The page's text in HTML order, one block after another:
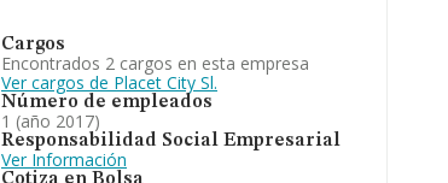
Cargos
Encontrados 2 cargos en esta empresa
Ver cargos de Placet City Sl.
Número de empleados
1 (año 2017)
Responsabilidad Social Empresarial
Ver Información